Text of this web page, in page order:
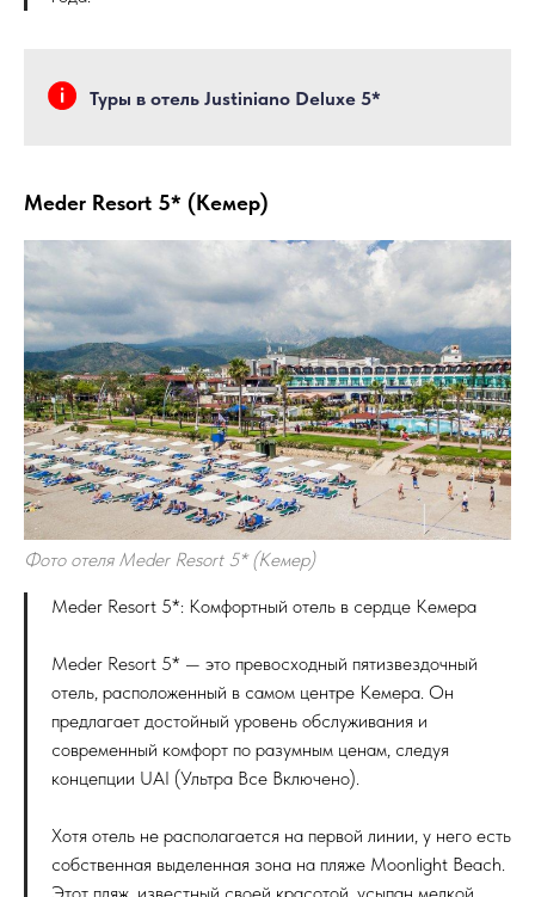
Туры в отель Justiniano Deluxe 5*
Meder Resort 5* (Кемер)
Фото отеля Meder Resort 5* (Кемер)
Meder Resort 5*: Комфортный отель в сердце Кемера
Meder Resort 5* — это превосходный пятизвездочный
отель, расположенный в самом центре Кемера. Он
предлагает достойный уровень обслуживания и
современный комфорт по разумным ценам, следуя
концепции UAI (Ультра Все Включено).
Хотя отель не располагается на первой линии, у него есть
собственная выделенная зона на пляже Moonlight Beach.